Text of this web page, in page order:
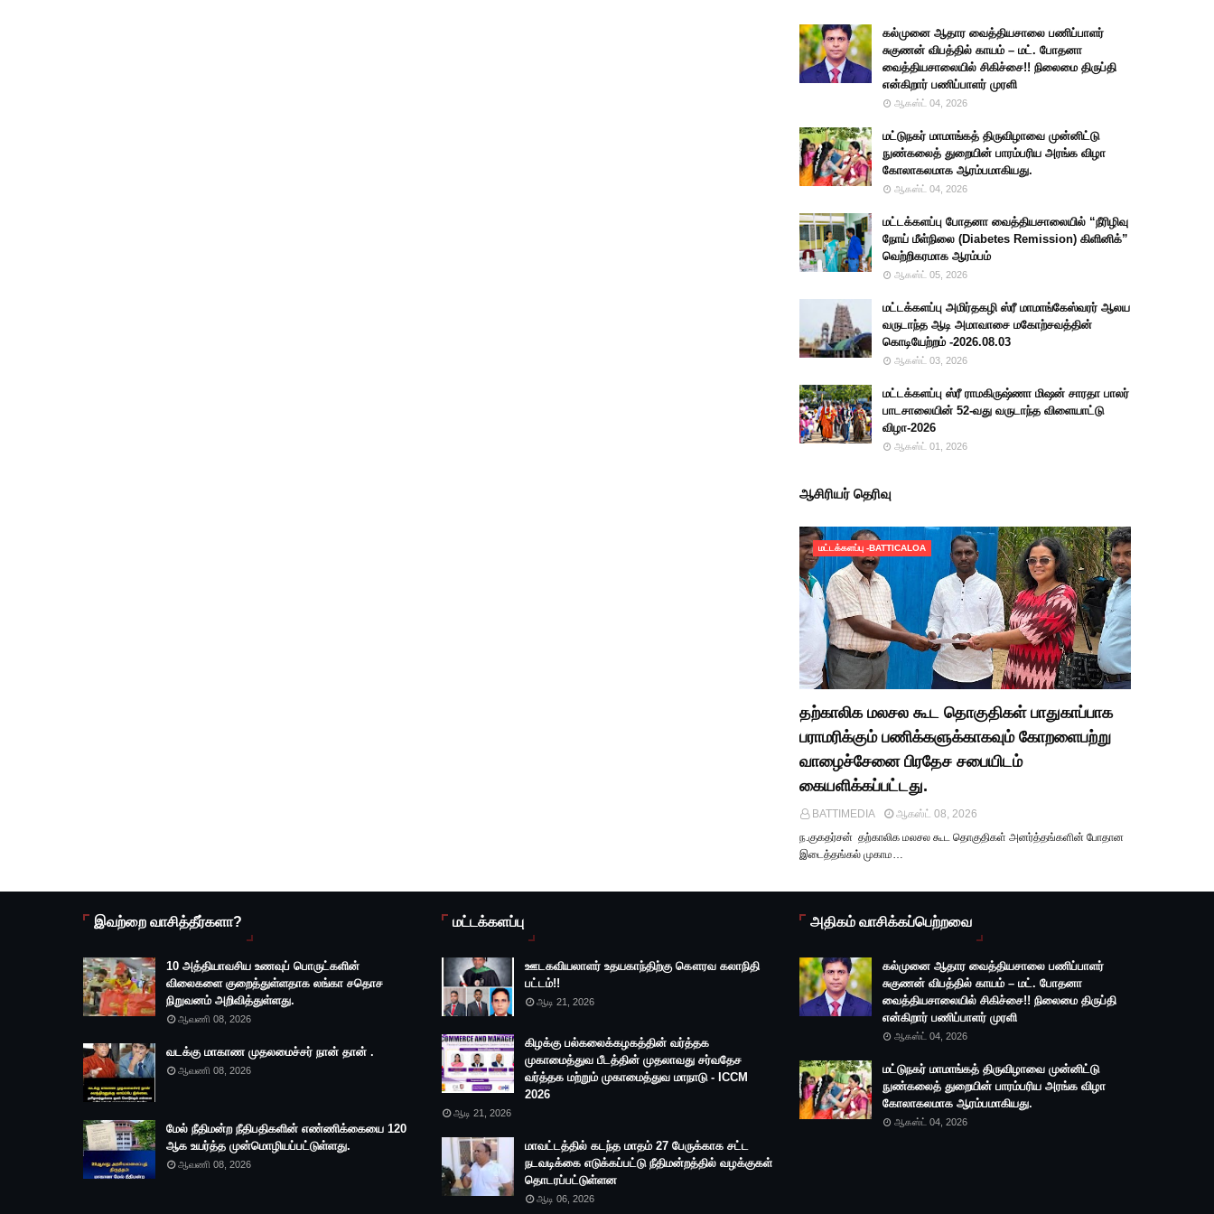
கல்முனை ஆதார வைத்தியசாலை பணிப்பாளர்
சுகுணன் விபத்தில் காயம் – மட். போதனா
வைத்தியசாலையில் சிகிச்சை!! நிலைமை திருப்தி
என்கிறார் பணிப்பாளர் முரளி
ஆகஸ்ட் 04, 2026
மட்டுநகர் மாமாங்கத் திருவிழாவை முன்னிட்டு
நுண்கலைத் துறையின் பாரம்பரிய அரங்க விழா
கோலாகலமாக ஆரம்பமாகியது.
ஆகஸ்ட் 04, 2026
மட்டக்களப்பு போதனா வைத்தியசாலையில் “நீரிழிவு
நோய் மீள்நிலை (Diabetes Remission) கிளினிக்”
வெற்றிகரமாக ஆரம்பம்
ஆகஸ்ட் 05, 2026
மட்டக்களப்பு அமிர்தகழி ஸ்ரீ மாமாங்கேஸ்வரர் ஆலய
வருடாந்த ஆடி அமாவாசை மகோற்சவத்தின்
கொடியேற்றம் -2026.08.03
ஆகஸ்ட் 03, 2026
மட்டக்களப்பு ஸ்ரீ ராமகிருஷ்ணா மிஷன் சாரதா பாலர்
பாடசாலையின் 52-வது வருடாந்த விளையாட்டு
விழா-2026
ஆகஸ்ட் 01, 2026
ஆசிரியர் தெரிவு
மட்டக்களப்பு -BATTICALOA
தற்காலிக மலசல கூட தொகுதிகள் பாதுகாப்பாக
பராமரிக்கும் பணிக்களுக்காகவும் கோறளைபற்று
வாழைச்சேனை பிரதேச சபையிடம்
கையளிக்கப்பட்டது.
BATTIMEDIA
ஆகஸ்ட் 08, 2026
ந.குகதர்சன் தற்காலிக மலசல கூட தொகுதிகள் அனர்த்தங்களின் போதான
இடைத்தங்கல் முகாம…
இவற்றை வாசித்தீர்களா?
10 அத்தியாவசிய உணவுப் பொருட்களின்
விலைகளை குறைத்துள்ளதாக லங்கா சதொச
நிறுவனம் அறிவித்துள்ளது.
ஆவணி 08, 2026
வடக்கு மாகாண முதலமைச்சர் நான் தான் .
ஆவணி 08, 2026
மேல் நீதிமன்ற நீதிபதிகளின் எண்ணிக்கையை 120
ஆக உயர்த்த முன்மொழியப்பட்டுள்ளது.
ஆவணி 08, 2026
மட்டக்களப்பு
ஊடகவியலாளர் உதயகாந்திற்கு கௌரவ கலாநிதி
பட்டம்!!
ஆடி 21, 2026
கிழக்கு பல்கலைக்கழகத்தின் வர்த்தக
முகாமைத்துவ பீடத்தின் முதலாவது சர்வதேச
வர்த்தக மற்றும் முகாமைத்துவ மாநாடு - ICCM
2026
ஆடி 21, 2026
மாவட்டத்தில் கடந்த மாதம் 27 பேருக்காக சட்ட
நடவடிக்கை எடுக்கப்பட்டு நீதிமன்றத்தில் வழக்குகள்
தொடரப்பட்டுள்ளன
ஆடி 06, 2026
அதிகம் வாசிக்கப்பெற்றவை
கல்முனை ஆதார வைத்தியசாலை பணிப்பாளர்
சுகுணன் விபத்தில் காயம் – மட். போதனா
வைத்தியசாலையில் சிகிச்சை!! நிலைமை திருப்தி
என்கிறார் பணிப்பாளர் முரளி
ஆகஸ்ட் 04, 2026
மட்டுநகர் மாமாங்கத் திருவிழாவை முன்னிட்டு
நுண்கலைத் துறையின் பாரம்பரிய அரங்க விழா
கோலாகலமாக ஆரம்பமாகியது.
ஆகஸ்ட் 04, 2026